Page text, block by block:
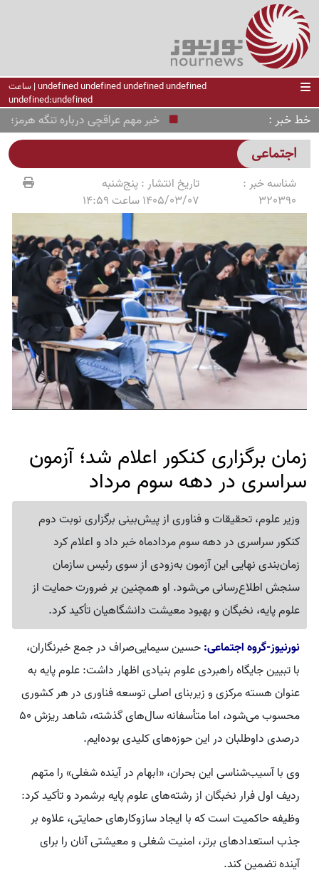
undefined undefined undefined undefined | ساعت
undefined:undefined
خط خبر خبر مهم عراقچی درباره تنگه هرمز؛
اجتماعی
شناسه خبر :
320390
تاریخ انتشار :پنج‌شنبه
1405/03/07 ساعت 14:59
زمان برگزاری کنکور اعلام شد؛ آزمون
سراسری در دهه سوم مرداد
وزیر علوم، تحقیقات و فناوری از پیش‌بینی برگزاری نوبت دوم
کنکور سراسری در دهه سوم مردادماه خبر داد و اعلام کرد
زمان‌بندی نهایی این آزمون به‌زودی از سوی رئیس سازمان
سنجش اطلاع‌رسانی می‌شود. او همچنین بر ضرورت حمایت از
علوم پایه، نخبگان و بهبود معیشت دانشگاهیان تأکید کرد.
نورنیوز-گروه اجتماعی:حسین سیمایی‌صراف در جمع خبرنگاران،
با تبیین جایگاه راهبردی علوم بنیادی اظهار داشت: علوم پایه به
عنوان هسته مرکزی و زیربنای اصلی توسعه فناوری در هر کشوری
محسوب می‌شود، اما متأسفانه سال‌های گذشته، شاهد ریزش 50
درصدی داوطلبان در این حوزه‌های کلیدی بوده‌ایم.
وی با آسیب‌شناسی این بحران، «ابهام در آینده شغلی» را متهم
ردیف اول فرار نخبگان از رشته‌های علوم پایه برشمرد و تأکید کرد:
وظیفه حاکمیت است که با ایجاد سازوکارهای حمایتی، علاوه بر
جذب استعدادهای برتر، امنیت شغلی و معیشتی آنان را برای
آینده تضمین کند.